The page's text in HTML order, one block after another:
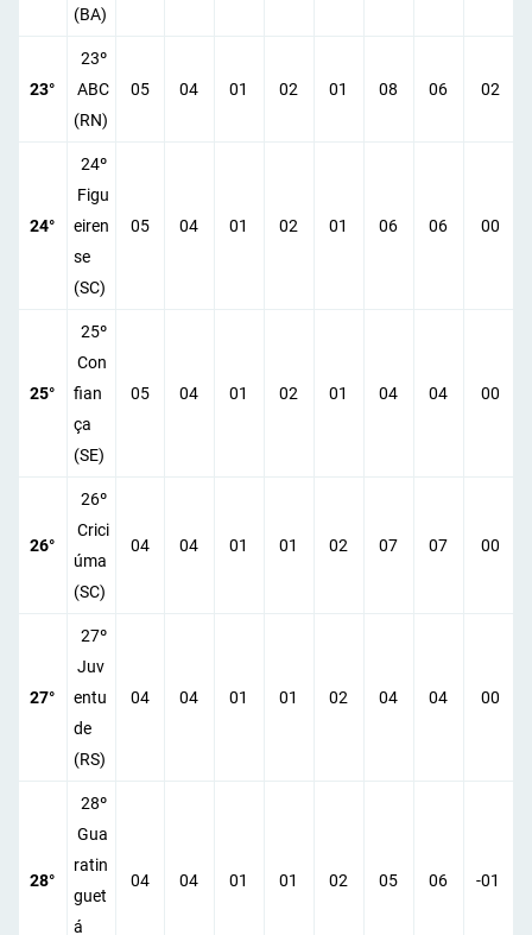
(BA)
23°
23º
ABC
(RN)
05 04 01 02 01 08 06 02
24°
24º
Figu
eiren
se
(SC)
05 04 01 02 01 06 06 00
25°
25º
Con
fian
ça
(SE)
05 04 01 02 01 04 04 00
26°
26º
Crici
úma
(SC)
04 04 01 01 02 07 07 00
27°
27º
Juv
entu
de
(RS)
04 04 01 01 02 04 04 00
28°
28º
Gua
ratin
guet
á
04 04 01 01 02 05 06 -01